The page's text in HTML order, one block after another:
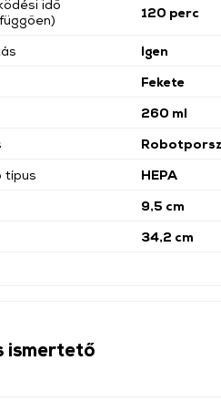
idő
120 perc
Igen
Fekete
260 ml
típus
HEPA
9,5 cm
34,2 cm
ismertető